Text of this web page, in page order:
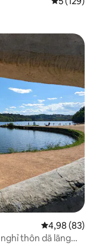
Xếp hạng
4,98 (83)
thôn dã lãng